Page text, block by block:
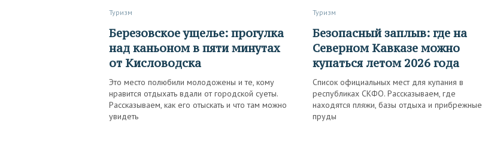
Туризм
Березовское ущелье: прогулка
над каньоном в пяти минутах
от Кисловодска
Это место полюбили молодожены и те, кому
нравится отдыхать вдали от городской суеты.
Рассказываем, как его отыскать и что там можно
увидеть
Туризм
Безопасный заплыв: где на
Северном Кавказе можно
купаться летом 2026 года
Список официальных мест для купания в
республиках СКФО. Рассказываем, где
находятся пляжи, базы отдыха и прибрежные
пруды